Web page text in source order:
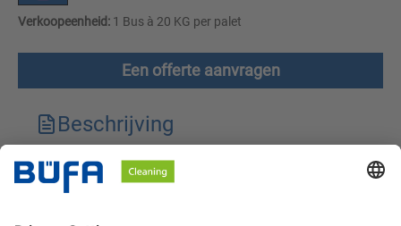
Verkoopeenheid: 1 Bus à 20 KG per palet
Een offerte aanvragen
Beschrijving
Technische kenmerken